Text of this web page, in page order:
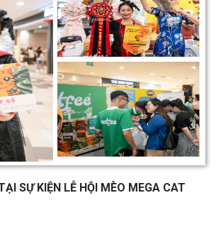
SỰ KIỆN LỄ HỘI MÈO MEGA CAT